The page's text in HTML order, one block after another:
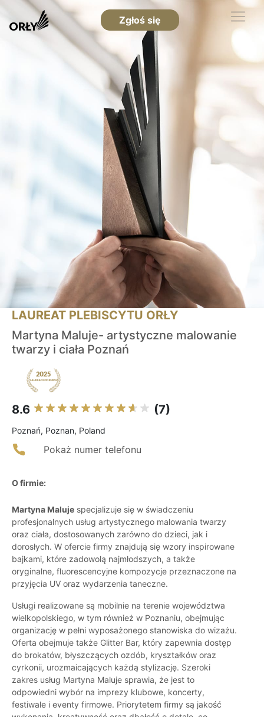
Zgłoś się
LAUREAT PLEBISCYTU ORŁY
Martyna Maluje- artystyczne malowanie
twarzy i ciała Poznań
8.6 (7)
Poznań, Poznan, Poland
Pokaż numer telefonu
O firmie:
Martyna Maluje specjalizuje się w świadczeniu
profesjonalnych usług artystycznego malowania twarzy
oraz ciała, dostosowanych zarówno do dzieci, jak i
dorosłych. W ofercie firmy znajdują się wzory inspirowane
bajkami, które zadowolą najmłodszych, a także
oryginalne, fluorescencyjne kompozycje przeznaczone na
przyjęcia UV oraz wydarzenia taneczne.
Usługi realizowane są mobilnie na terenie województwa
wielkopolskiego, w tym również w Poznaniu, obejmując
organizację w pełni wyposażonego stanowiska do wizażu.
Oferta obejmuje także Glitter Bar, który zapewnia dostęp
do brokatów, błyszczących ozdób, kryształków oraz
cyrkonii, urozmaicających każdą stylizację. Szeroki
zakres usług Martyna Maluje sprawia, że jest to
odpowiedni wybór na imprezy klubowe, koncerty,
festiwale i eventy firmowe. Priorytetem firmy są jakość